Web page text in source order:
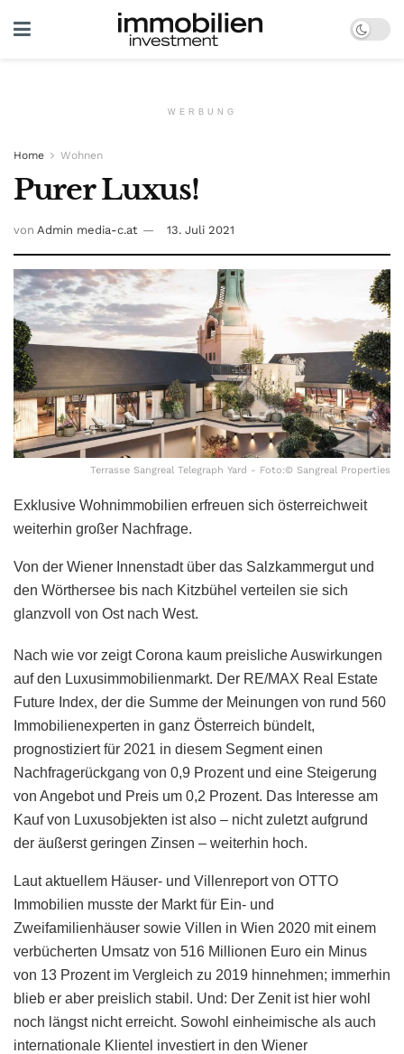
WERBUNG
Home Wohnen
Purer Luxus!
von Admin media-c.at 13. Juli 2021
Terrasse Sangreal Telegraph Yard - Foto:© Sangreal Properties
Exklusive Wohnimmobilien erfreuen sich österreichweit
weiterhin großer Nachfrage.
Von der Wiener Innenstadt über das Salzkammergut und
den Wörthersee bis nach Kitzbühel verteilen sie sich
glanzvoll von Ost nach West.
Nach wie vor zeigt Corona kaum preisliche Auswirkungen
auf den Luxusimmobilienmarkt. Der RE/MAX Real Estate
Future Index, der die Summe der Meinungen von rund 560
Immobilienexperten in ganz Österreich bündelt,
prognostiziert für 2021 in diesem Segment einen
Nachfragerückgang von 0,9 Prozent und eine Steigerung
von Angebot und Preis um 0,2 Prozent. Das Interesse am
Kauf von Luxusobjekten ist also – nicht zuletzt aufgrund
der äußerst geringen Zinsen – weiterhin hoch.
Laut aktuellem Häuser- und Villenreport von OTTO
Immobilien musste der Markt für Ein- und
Zweifamilienhäuser sowie Villen in Wien 2020 mit einem
verbücherten Umsatz von 516 Millionen Euro ein Minus
von 13 Prozent im Vergleich zu 2019 hinnehmen; immerhin
blieb er aber preislich stabil. Und: Der Zenit ist hier wohl
noch längst nicht erreicht. Sowohl einheimische als auch
internationale Klientel investiert in den Wiener